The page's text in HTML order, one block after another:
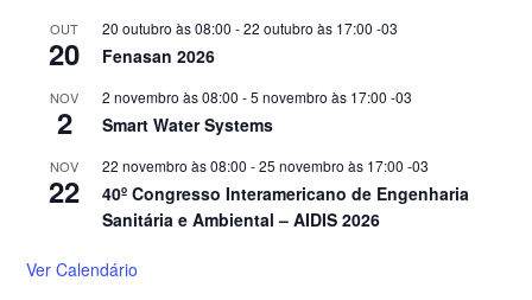
OUT
20
20 outubro às 08:00 -22 outubro às 17:00 -03
Fenasan 2026
NOV
2
2 novembro às 08:00 -5 novembro às 17:00 -03
Smart Water Systems
NOV
22
22 novembro às 08:00 -25 novembro às 17:00 -03
40º Congresso Interamericano de Engenharia
Sanitária e Ambiental – AIDIS 2026
Ver Calendário